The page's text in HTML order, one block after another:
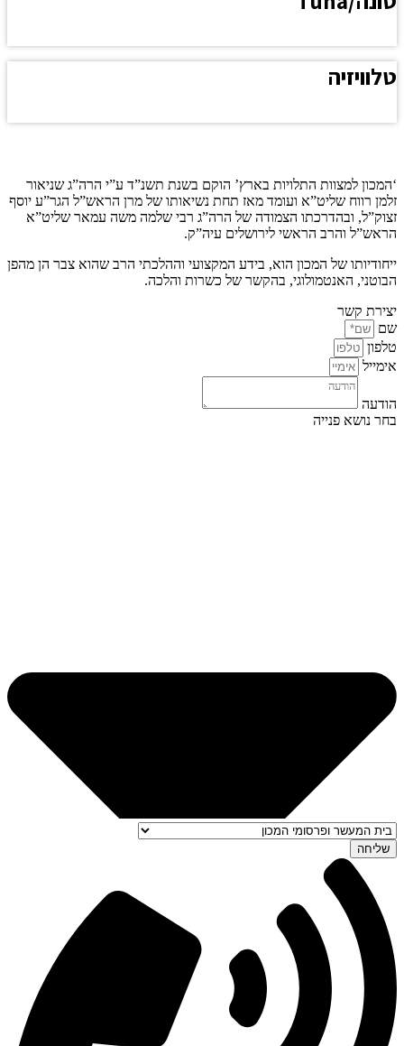
תשובה
טלוויזיה
‘המכון למצוות התלויות בארץ’ הוקם בשנת תשנ”ד ע”י הרה”ג שניאור
זלמן רווח שליט”א ועומד מאז תחת נשיאותו של מרן הראש”ל הגר”ע יוסף
זצוק”ל, ובהדרכתו הצמודה של הרה”ג רבי שלמה משה עמאר שליט”א
הראש”ל והרב הראשי לירושלים עיה”ק.
ייחודיותו של המכון הוא, בידע המקצועי וההלכתי הרב שהוא צבר הן מהפן
הבוטני, האנטמולוגי, בהקשר של כשרות והלכה.
יצירת קשר
שם
טלפון
אימייל
הודעה
בחר נושא פנייה
שליחה